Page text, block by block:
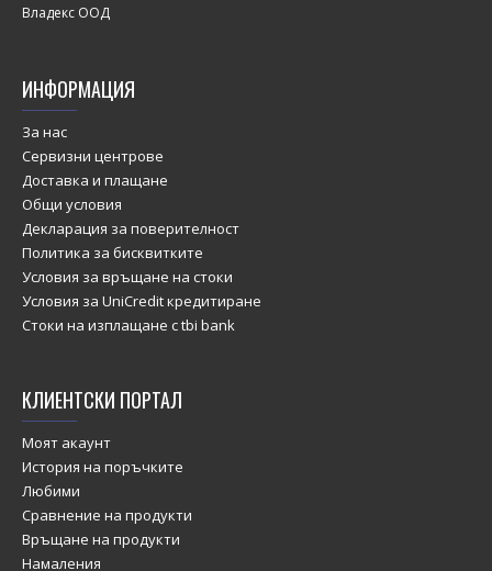
Владекс ООД
ИНФОРМАЦИЯ
За нас
Сервизни центрове
Доставка и плащане
Общи условия
Декларация за поверителност
Политика за бисквитките
Условия за връщане на стоки
Условия за UniCredit кредитиране
Стоки на изплащане с tbi bank
КЛИЕНТСКИ ПОРТАЛ
Моят акаунт
История на поръчките
Любими
Сравнение на продукти
Връщане на продукти
Намаления